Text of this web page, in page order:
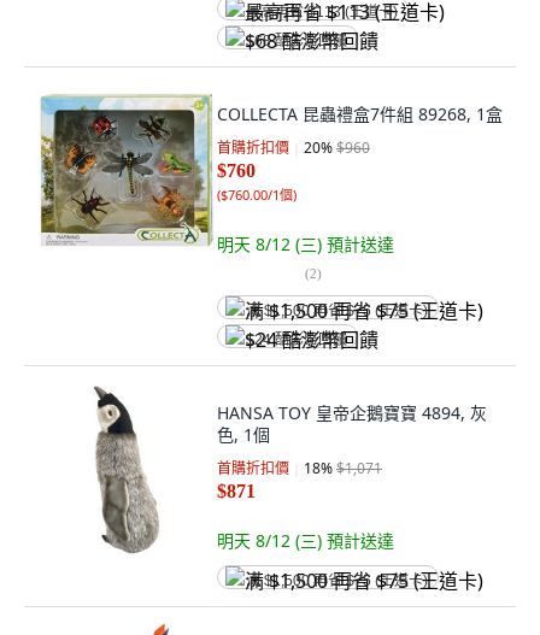
最高再省 $113 (王道卡)
$68 酷澎幣回饋
COLLECTA 昆蟲禮盒7件組 89268, 1盒
首購折扣價 20%$960
$760
($760.00/1個)
明天 8/12 (三) 預計送達
(2)
满 $1,500 再省 $75 (王道卡)
$24 酷澎幣回饋
HANSA TOY 皇帝企鵝寶寶 4894, 灰
色, 1個
首購折扣價 18%$1,071
$871
明天 8/12 (三) 預計送達
满 $1,500 再省 $75 (王道卡)